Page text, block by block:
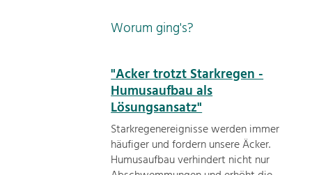
Social Affairs, Education
Equality, Youth and Integration.
Mobility & Energy
Climate Change, Public Transport and
Renewable Energy.
Worum ging's?
"Acker trotzt Starkregen -
Humusaufbau als
Lösungsansatz"
Starkregenereignisse werden immer
häufiger und fordern unsere Äcker.
Humusaufbau verhindert nicht nur